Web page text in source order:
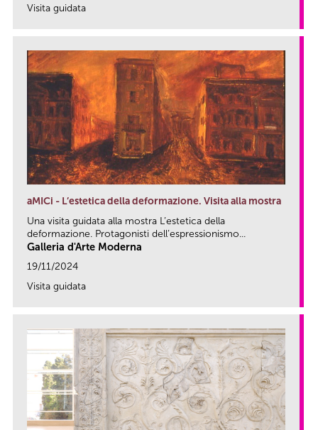
Visita guidata
aMICi - L’estetica della deformazione. Visita alla mostra
Una visita guidata alla mostra L’estetica della
deformazione. Protagonisti dell’espressionismo...
Galleria d'Arte Moderna
19/11/2024
Visita guidata